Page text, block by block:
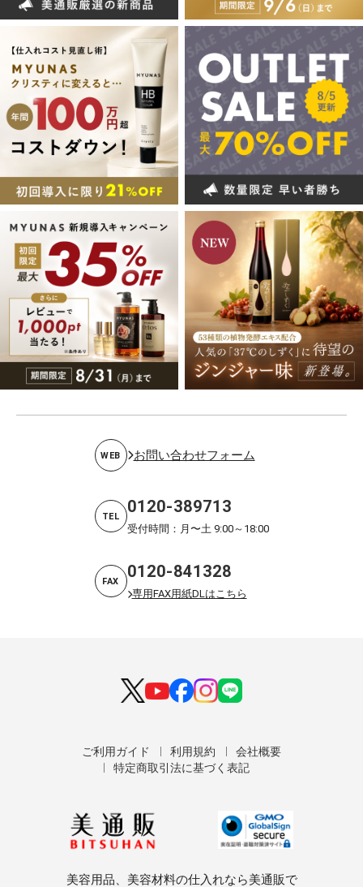
WEB お問い合わせフォーム
TEL 0120-389713
受付時間：月〜土 9:00～18:00
FAX 0120-841328
専用FAX用紙DLはこちら
ご利用ガイド 利用規約
会社概要
特定商取引法に基づく表記
美容用品、美容材料の仕入れなら美通販で